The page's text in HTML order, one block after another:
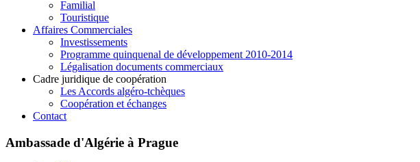
Familial
Touristique
Affaires Commerciales
Investissements
Programme quinquenal de développement 2010-2014
Légalisation documents commerciaux
Cadre juridique de coopération
Les Accords algéro-tchèques
Coopération et échanges
Contact
Ambassade d'Algérie à Prague